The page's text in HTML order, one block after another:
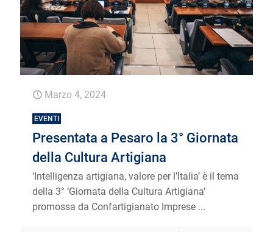
Marzo 4, 2024
EVENTI
Presentata a Pesaro la 3° Giornata
della Cultura Artigiana
‘Intelligenza artigiana, valore per l’Italia’ è il tema
della 3° ‘Giornata della Cultura Artigiana’
promossa da Confartigianato Imprese ...